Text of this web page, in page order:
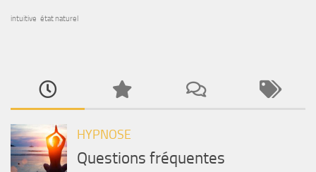
intuitive état naturel
HYPNOSE
Questions fréquentes